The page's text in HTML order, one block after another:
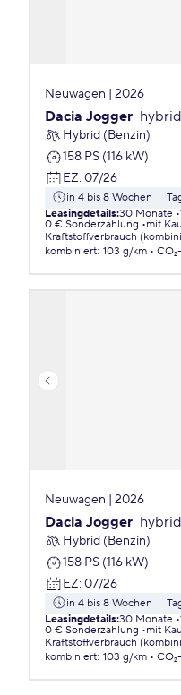
Neuwagen | 2026
Dacia Jogger
Hybrid (Benzin)
158 PS (116 kW)
EZ: 07/26
in 4 bis 8 Wochen
Leasingdetails:30 Monate
0 € Sonderzahlung
mit
Kraftstoffverbrauch
kombiniert: 103 g/km
Neuwagen | 2026
Dacia Jogger
Hybrid (Benzin)
158 PS (116 kW)
EZ: 07/26
in 4 bis 8 Wochen
Leasingdetails:30 Monate
0 € Sonderzahlung
mit
Kraftstoffverbrauch
kombiniert: 103 g/km